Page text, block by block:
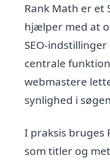
Rank Math er et
hjælper med at
SEO-
centrale
webmastere
synlighed i
I praksis bruges
som titler og